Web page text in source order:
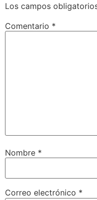
Los campos
Comentario *
Nombre *
Correo electrónico *